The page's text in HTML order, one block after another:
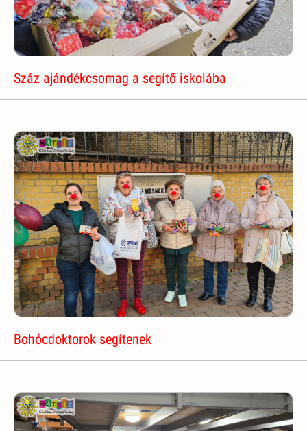
Száz ajándékcsomag a segítő iskolába
Bohócdoktorok segítenek